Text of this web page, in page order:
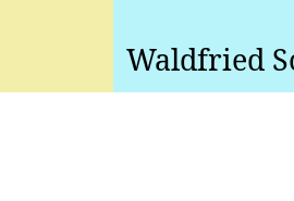
Waldfried